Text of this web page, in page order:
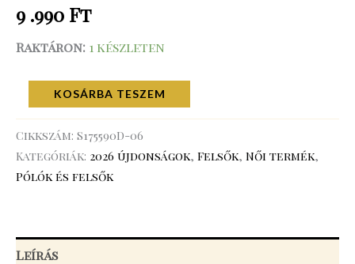
9 .990 Ft
Raktáron: 1 készleten
KOSÁRBA TESZEM
Cikkszám: S175590D-06
Kategóriák: 2026 újdonságok, Felsők, Női termék,
Pólók és felsők
Leírás